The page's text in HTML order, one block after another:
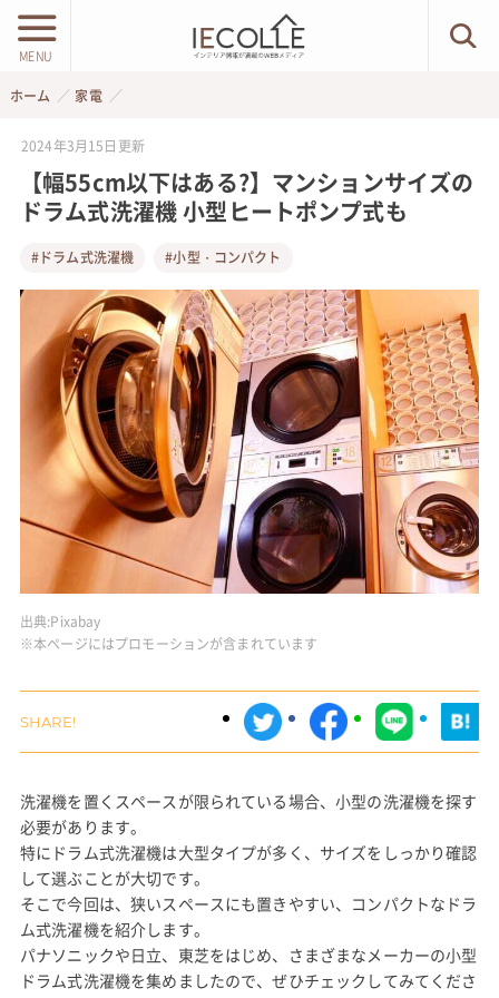
MENU
ホーム 家電
2024年3月15日 更新
【幅55cm以下はある?】マンションサイズの
ドラム式洗濯機 小型ヒートポンプ式も
#ドラム式洗濯機 #小型・コンパクト
出典:Pixabay
※本ページにはプロモーションが含まれています
洗濯機を置くスペースが限られている場合、小型の洗濯機を探す
必要があります。
特にドラム式洗濯機は大型タイプが多く、サイズをしっかり確認
して選ぶことが大切です。
そこで今回は、狭いスペースにも置きやすい、コンパクトなドラ
ム式洗濯機を紹介します。
パナソニックや日立、東芝をはじめ、さまざまなメーカーの小型
ドラム式洗濯機を集めましたので、ぜひチェックしてみてくださ